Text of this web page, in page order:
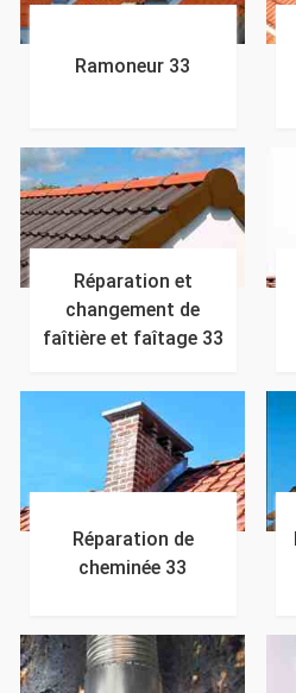
Ramoneur 33
Réparation et
changement de
faîtière et faîtage 33
Réparation de
cheminée 33